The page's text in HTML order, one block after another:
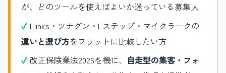
が、どのツールを使えばよいか迷っている募集人
Llinks・ツナグン・Lステップ・マイクラークの
違いと選び方をフラットに比較したい方
改正保険業法2026を機に、 自走型の集客・フォ